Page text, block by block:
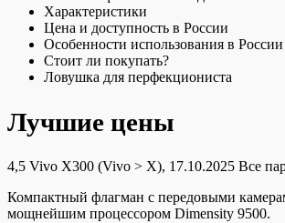
Характеристики
Цена и доступность в России
Особенности использования в России
Стоит ли покупать?
Ловушка для перфекциониста
Лучшие цены
4,5 Vivo X300 (Vivo > X), 17.10.2025 Все
Компактный флагман с передовыми
мощнейшим процессором Dimensity 9500.